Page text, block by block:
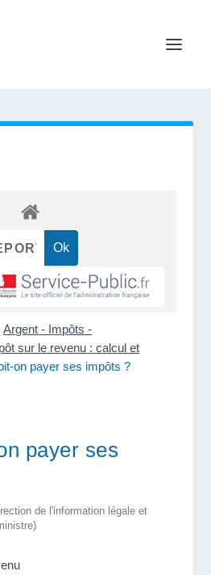
Argent - Impôts -
sur le revenu : calcul et
on payer ses impôts ?
payer ses
de l'information légale et